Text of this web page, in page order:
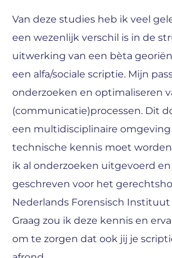
Van deze studies heb ik veel
een wezenlijk verschil is in de
uitwerking van een bèta
een alfa/sociale scriptie. Mijn
onderzoeken en optimaliseren
(communicatie)processen. Dit
een multidisciplinaire omgeving
technische kennis moet
ik al onderzoeken uitgevoerd
geschreven voor het
Nederlands Forensisch Instituut
Graag zou ik deze kennis en
om te zorgen dat ook jij je